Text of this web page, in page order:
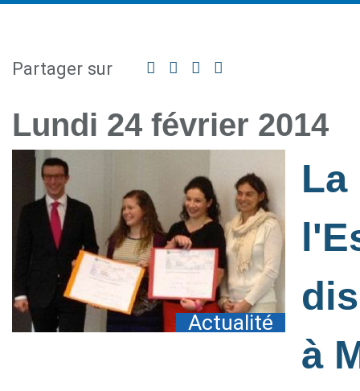
Partager sur Facebook
TwitterLinkedin
Lundi 24 février 2014
Actualité
La
à